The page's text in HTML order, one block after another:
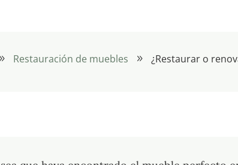
9 Restauración de muebles 9 ¿Restaurar o